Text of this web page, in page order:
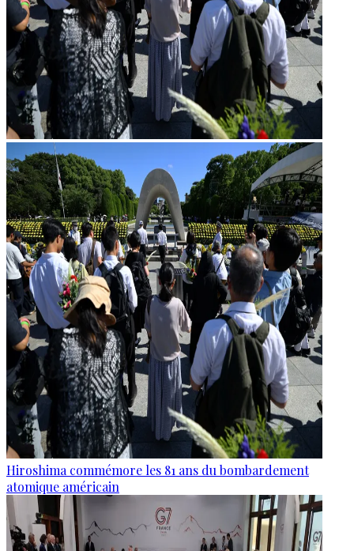
Hiroshima commémore les 81 ans du bombardement
atomique américain